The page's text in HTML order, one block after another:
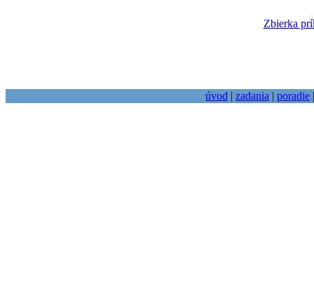
Zbierka
úvod | zadania | poradie